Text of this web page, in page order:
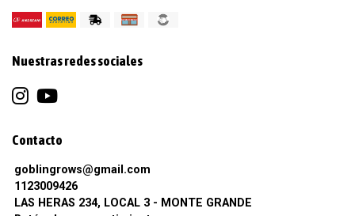
Nuestras redes sociales
Contacto
goblingrows@gmail.com
1123009426
LAS HERAS 234, LOCAL 3 - MONTE GRANDE